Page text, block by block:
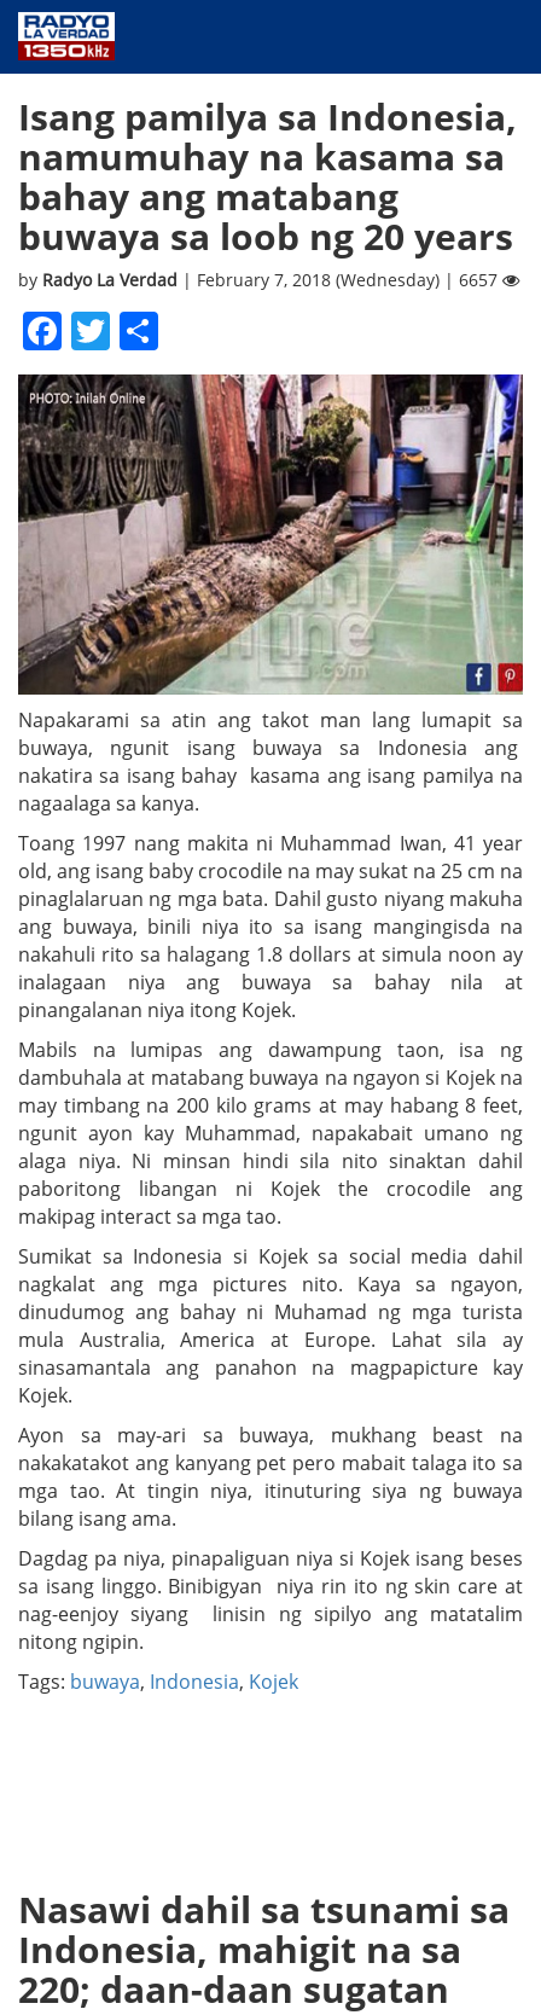
PUBLIC SERVICE
ANNOUNCEMENTS
PROGRAMS
ABOUT
CONTACT US
Isang pamilya sa Indonesia,
namumuhay na kasama sa
bahay ang matabang
buwaya sa loob ng 20 years
by Radyo La Verdad | February 7, 2018 (Wednesday) | 6657
Facebook
Twitter
Napakarami sa atin ang takot man lang lumapit sa
buwaya, ngunit isang buwaya sa Indonesia ang
nakatira sa isang bahay kasama ang isang pamilya na
nagaalaga sa kanya.
Toang 1997 nang makita ni Muhammad Iwan, 41 year
old, ang isang baby crocodile na may sukat na 25 cm na
pinaglalaruan ng mga bata. Dahil gusto niyang makuha
ang buwaya, binili niya ito sa isang mangingisda na
nakahuli rito sa halagang 1.8 dollars at simula noon ay
inalagaan niya ang buwaya sa bahay nila at
pinangalanan niya itong Kojek.
Mabils na lumipas ang dawampung taon, isa ng
dambuhala at matabang buwaya na ngayon si Kojek na
may timbang na 200 kilo grams at may habang 8 feet,
ngunit ayon kay Muhammad, napakabait umano ng
alaga niya. Ni minsan hindi sila nito sinaktan dahil
paboritong libangan ni Kojek the crocodile ang
makipag interact sa mga tao.
Sumikat sa Indonesia si Kojek sa social media dahil
nagkalat ang mga pictures nito. Kaya sa ngayon,
dinudumog ang bahay ni Muhamad ng mga turista
mula Australia, America at Europe. Lahat sila ay
sinasamantala ang panahon na magpapicture kay
Kojek.
Ayon sa may-ari sa buwaya, mukhang beast na
nakakatakot ang kanyang pet pero mabait talaga ito sa
mga tao. At tingin niya, itinuturing siya ng buwaya
bilang isang ama.
Dagdag pa niya, pinapaliguan niya si Kojek isang beses
sa isang linggo. Binibigyan niya rin ito ng skin care at
nag-eenjoy siyang linisin ng sipilyo ang matatalim
nitong ngipin.
Tags: buwaya, Indonesia, Kojek
Nasawi dahil sa tsunami sa
Indonesia, mahigit na sa
220; daan-daan sugatan